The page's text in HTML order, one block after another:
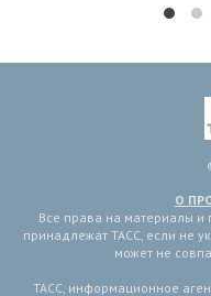
О
Все права на материалы
принадлежат ТАСС, если не
может не
ТАСС, информационное